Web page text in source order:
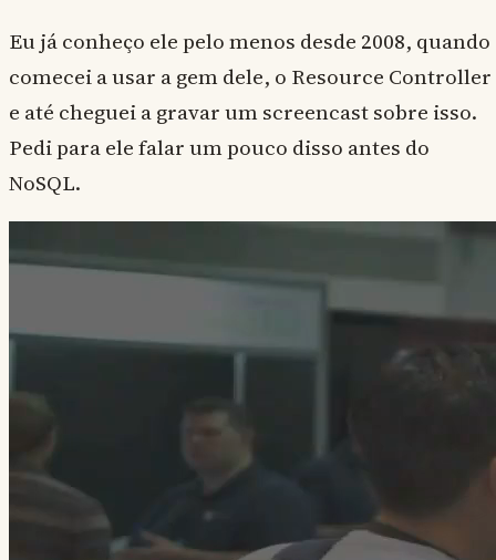
Eu já conheço ele pelo menos desde 2008, quando
comecei a usar a gem dele, o Resource Controller
e até cheguei a gravar um screencast sobre isso.
Pedi para ele falar um pouco disso antes do
NoSQL.